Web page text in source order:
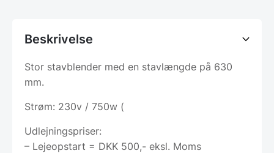
Beskrivelse
Stor stavblender med en stavlængde på 630
mm.
Strøm: 230v / 750w (
Udlejningspriser:
– Lejeopstart = DKK 500,- eksl. Moms